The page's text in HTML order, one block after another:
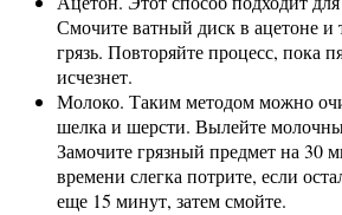
Смочите ватный диск в ацетоне и
грязь. Повторяйте процесс, пока
исчезнет.
Молоко. Таким методом можно
шелка и шерсти. Вылейте
Замочите грязный предмет на 30
времени слегка потрите, если
еще 15 минут, затем смойте.